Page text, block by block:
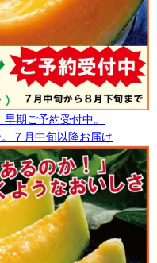
期ご予約受付中。
７月中旬以降お届け